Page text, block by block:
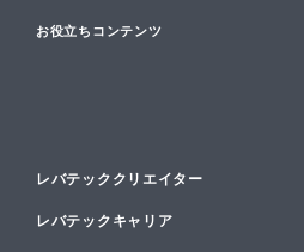
お役立ちコンテンツ
レバテッククリエイター
レバテックキャリア